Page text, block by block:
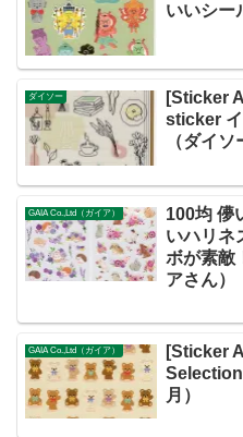
いいシー
ダイソー
[Sticker
sticker イ
（ダイソ
GAIA Co.,Ltd（ガイア）
100均 儚
いハリネ
ボが素敵
アさん）
GAIA Co.,Ltd（ガイア）
[Sticker
月）